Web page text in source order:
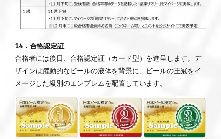
14．合格認定証
合格者には後日、合格認定証（カード型）を進呈します。デ
ザインは躍動的なビールの液体を背景に、ビールの王冠をイ
メージした級別のエンブレムを配置しています。